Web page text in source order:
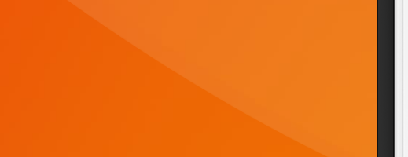
ASF H3 Series